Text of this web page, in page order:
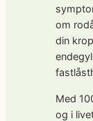
om
din
Med
og i